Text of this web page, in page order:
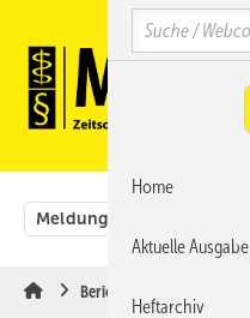
Hauptinhalt
Hauptmenü
SiteSearch
Meldungen
Berichte & Informationen
Search
Home
Aktuelle Ausgabe
Heftarchiv